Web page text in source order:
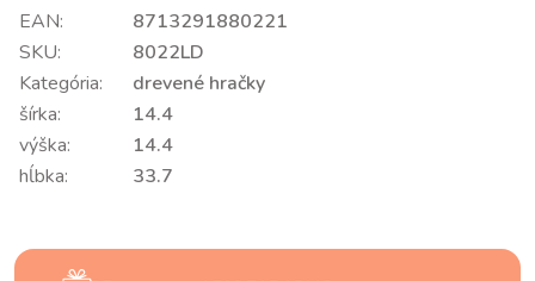
EAN:
8713291880221
SKU:
8022LD
Kategória:
drevené hračky
šírka:
14.4
výška:
14.4
hĺbka:
33.7